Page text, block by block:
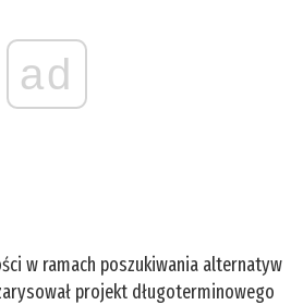
ad
w ramach poszukiwania alternatyw
projekt długoterminowego